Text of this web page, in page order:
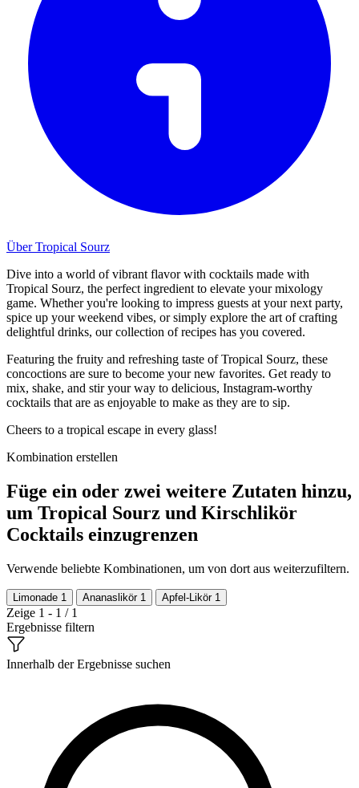
Über Tropical Sourz
Dive into a world of vibrant flavor with cocktails made with
Tropical Sourz, the perfect ingredient to elevate your mixology
game. Whether you're looking to impress guests at your next party,
spice up your weekend vibes, or simply explore the art of crafting
delightful drinks, our collection of recipes has you covered.
Featuring the fruity and refreshing taste of Tropical Sourz, these
concoctions are sure to become your new favorites. Get ready to
mix, shake, and stir your way to delicious, Instagram-worthy
cocktails that are as enjoyable to make as they are to sip.
Cheers to a tropical escape in every glass!
Kombination erstellen
Füge ein oder zwei weitere Zutaten hinzu,
um Tropical Sourz und Kirschlikör
Cocktails einzugrenzen
Verwende beliebte Kombinationen, um von dort aus weiterzufiltern.
Limonade 1 Ananaslikör 1 Apfel-Likör 1
Zeige 1 - 1 / 1
Ergebnisse filtern
Innerhalb der Ergebnisse suchen